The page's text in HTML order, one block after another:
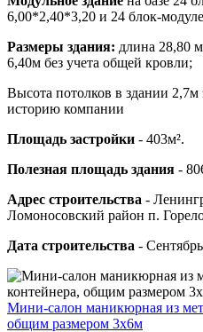
6,00*2,40*3,20 и 24 блок-
Размеры здания: длина 28,80
6,40м без учета общей кровли;
Высота потолков в здании
историю компании
Площадь застройки - 403м².
Полезная площадь здания -
Адрес строительства -
Ломоносовский район п.
Дата строительства -
Мини-салон маникюрная из
общим размером 3х6м